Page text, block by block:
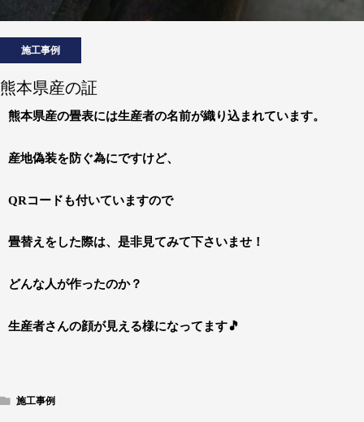
施工事例
熊本県産の証
熊本県産の畳表には生産者の名前が織り込まれています。
産地偽装を防ぐ為にですけど、
QRコードも付いていますので
畳替えをした際は、是非見てみて下さいませ！
どんな人が作ったのか？
生産者さんの顔が見える様になってます🎵
施工事例